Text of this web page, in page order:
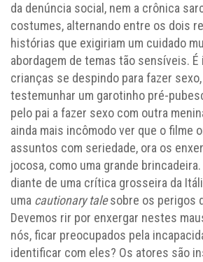
da denúncia social, nem a crônica
costumes, alternando entre os dois
histórias que exigiriam um cuidado
abordagem de temas tão sensíveis.
crianças se despindo para fazer
testemunhar um garotinho pré-
pelo pai a fazer sexo com outra
ainda mais incômodo ver que o filme
assuntos com seriedade, ora os
jocosa, como uma grande
diante de uma crítica grosseira da
uma cautionary talesobre os perigos
Devemos rir por enxergar nestes
nós, ficar preocupados pela
identificar com eles? Os atores são